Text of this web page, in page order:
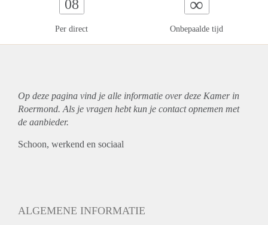
08
Per direct
∞
Onbepaalde tijd
Op deze pagina vind je alle informatie over deze Kamer in
Roermond. Als je vragen hebt kun je contact opnemen met
de aanbieder.
Schoon, werkend en sociaal
ALGEMENE INFORMATIE